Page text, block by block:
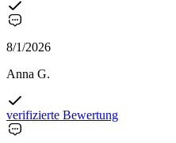
8/1/2026
Anna G.
verifizierte Bewertung